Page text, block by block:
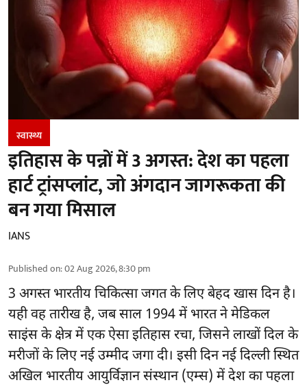
स्वास्थ्य
इतिहास के पन्नों में 3 अगस्त: देश का पहला
हार्ट ट्रांसप्लांट​, जो अंगदान जागरूकता की
बन गया मिसाल
IANS
Published on:02 Aug 2026, 8:30 pm
3 अगस्त भारतीयचिकित्साजगत के लिए बेहद खास दिन है।
यही वह तारीख है, जब साल 1994 में भारत ने मेडिकल
साइंस के क्षेत्र में एक ऐसा इतिहास रचा, जिसने लाखों दिल के
मरीजों के लिए नई उम्मीद जगा दी। इसी दिन नई दिल्ली स्थित
अखिल भारतीय आयुर्विज्ञान संस्थान (एम्स) में देश का पहला